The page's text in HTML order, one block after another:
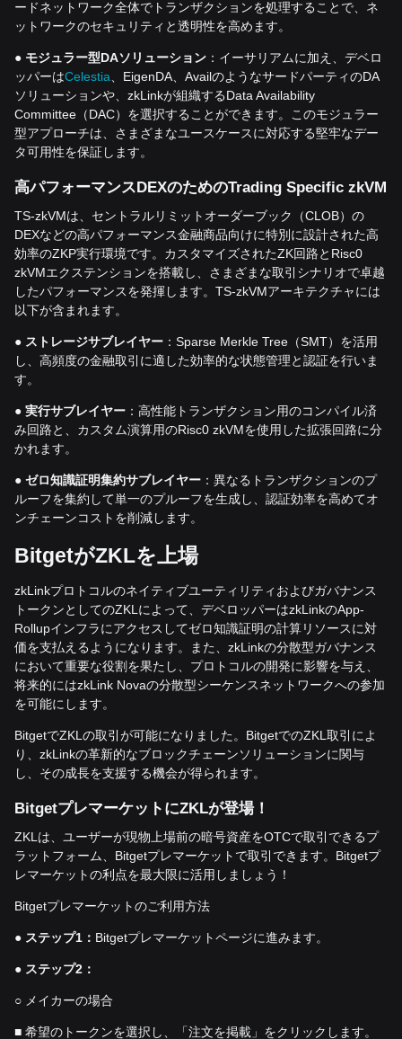
ードネットワーク全体でトランザクションを処理することで、ネ
ットワークのセキュリティと透明性を高めます。
● モジュラー型DAソリューション ：イーサリアムに加え、デベロ
ッパーはCelestia、EigenDA、AvailのようなサードパーティのDA
ソリューションや、zkLinkが組織するData Availability
Committee（DAC）を選択することができます。このモジュラー
型アプローチは、さまざまなユースケースに対応する堅牢なデー
タ可用性を保証します。
高パフォーマンスDEXのためのTrading Specific zkVM
TS-zkVMは、セントラルリミットオーダーブック（CLOB）の
DEXなどの高パフォーマンス金融商品向けに特別に設計された高
効率のZKP実行環境です。カスタマイズされたZK回路とRisc0
zkVMエクステンションを搭載し、さまざまな取引シナリオで卓越
したパフォーマンスを発揮します。TS-zkVMアーキテクチャには
以下が含まれます。
● ストレージサブレイヤー ：Sparse Merkle Tree（SMT）を活用
し、高頻度の金融取引に適した効率的な状態管理と認証を行いま
す。
● 実行サブレイヤー ：高性能トランザクション用のコンパイル済
み回路と、カスタム演算用のRisc0 zkVMを使用した拡張回路に分
かれます。
● ゼロ知識証明集約サブレイヤー ：異なるトランザクションのプ
ルーフを集約して単一のプルーフを生成し、認証効率を高めてオ
ンチェーンコストを削減します。
BitgetがZKLを上場
zkLinkプロトコルのネイティブユーティリティおよびガバナンス
トークンとしてのZKLによって、デベロッパーはzkLinkのApp-
Rollupインフラにアクセスしてゼロ知識証明の計算リソースに対
価を支払えるようになります。また、zkLinkの分散型ガバナンス
において重要な役割を果たし、プロトコルの開発に影響を与え、
将来的にはzkLink Novaの分散型シーケンスネットワークへの参加
を可能にします。
BitgetでZKLの取引が可能になりました。BitgetでのZKL取引によ
り、zkLinkの革新的なブロックチェーンソリューションに関与
し、その成長を支援する機会が得られます。
BitgetプレマーケットにZKLが登場！
ZKLは、ユーザーが現物上場前の暗号資産をOTCで取引できるプ
ラットフォーム、Bitgetプレマーケットで取引できます。Bitgetプ
レマーケットの利点を最大限に活用しましょう！
Bitgetプレマーケットのご利用方法
● ステップ1 ： Bitgetプレマーケットページに進みます。
● ステップ2 ：
○ メイカーの場合
■ 希望のトークンを選択し、「注文を掲載」をクリックします。